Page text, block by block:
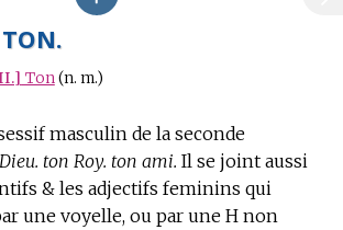
TON.
Ton (n. m.)
masculin de la seconde
ton Roy. ton ami. Il se joint aussi
& les adjectifs feminins qui
une voyelle, ou par une H non